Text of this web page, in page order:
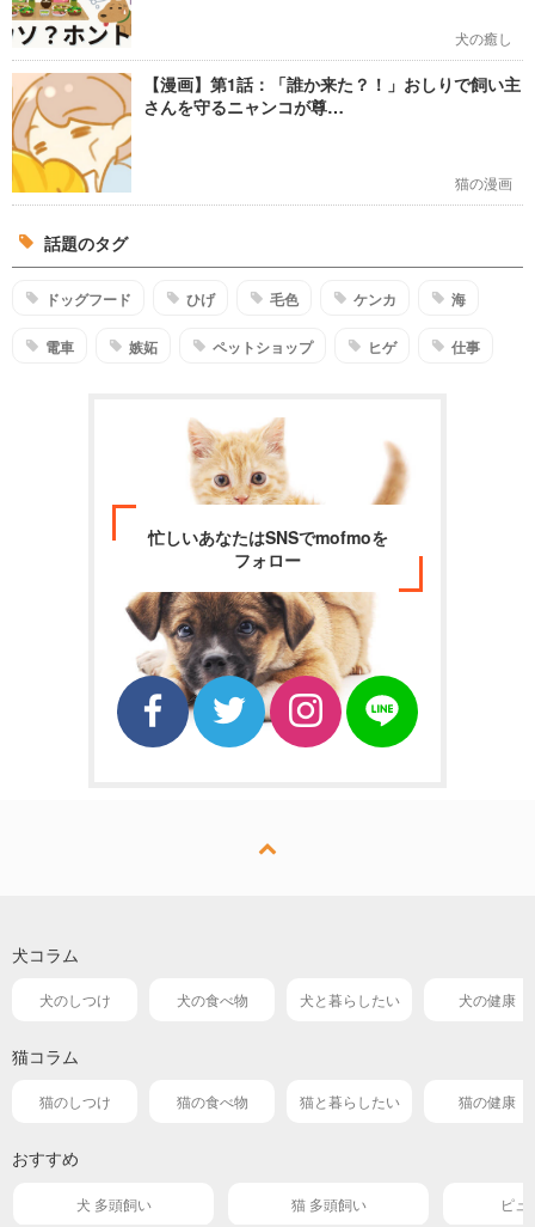
犬の癒し
【漫画】第1話：「誰か来た？！」おしりで飼い主
さんを守るニャンコが尊…
猫の漫画
話題のタグ
ドッグフード ひげ 毛色 ケンカ 海
電車 嫉妬 ペットショップ ヒゲ 仕事
忙しいあなたはSNSでmofmoを
フォロー
犬コラム
犬のしつけ 犬の食べ物 犬と暮らしたい 犬の健康
猫コラム
猫のしつけ 猫の食べ物 猫と暮らしたい 猫の健康
おすすめ
犬 多頭飼い 猫 多頭飼い ピュ